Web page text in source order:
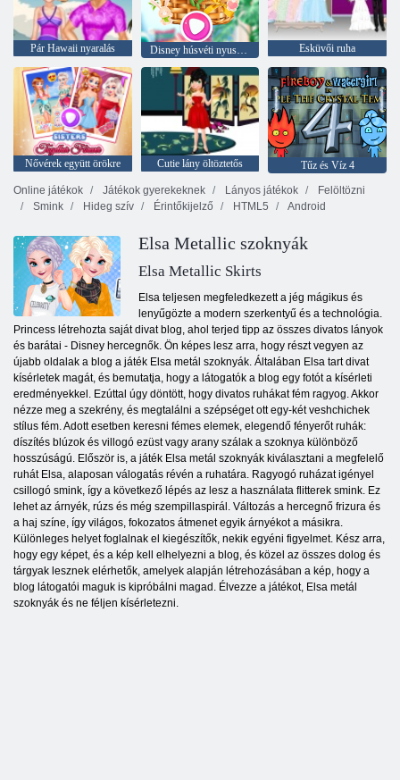
Pár Hawaii nyaralás Disney húsvéti nyuszi fél Esküvői ruha
Nővérek együtt örökre Cutie lány öltöztetős
Tűz és Víz 4
Online játékok
Játékok gyerekeknek Lányos játékok
Felöltözni
Smink
Hideg szív Érintőkijelző HTML5 Android
Elsa Metallic szoknyák
Elsa Metallic Skirts
Elsa teljesen megfeledkezett a jég mágikus és
lenyűgözte a modern szerkentyű és a technológia.
Princess létrehozta saját divat blog, ahol terjed tipp az összes divatos lányok
és barátai - Disney hercegnők. Ön képes lesz arra, hogy részt vegyen az
újabb oldalak a blog a játék Elsa metál szoknyák. Általában Elsa tart divat
kísérletek magát, és bemutatja, hogy a látogatók a blog egy fotót a kísérleti
eredményekkel. Ezúttal úgy döntött, hogy divatos ruhákat fém ragyog. Akkor
nézze meg a szekrény, és megtalálni a szépséget ott egy-két veshchichek
stílus fém. Adott esetben keresni fémes elemek, elegendő fényerőt ruhák:
díszítés blúzok és villogó ezüst vagy arany szálak a szoknya különböző
hosszúságú. Először is, a játék Elsa metál szoknyák kiválasztani a megfelelő
ruhát Elsa, alaposan válogatás révén a ruhatára. Ragyogó ruházat igényel
csillogó smink, így a következő lépés az lesz a használata flitterek smink. Ez
lehet az árnyék, rúzs és még szempillaspirál. Változás a hercegnő frizura és
a haj színe, így világos, fokozatos átmenet egyik árnyékot a másikra.
Különleges helyet foglalnak el kiegészítők, nekik egyéni figyelmet. Kész arra,
hogy egy képet, és a kép kell elhelyezni a blog, és közel az összes dolog és
tárgyak lesznek elérhetők, amelyek alapján létrehozásában a kép, hogy a
blog látogatói maguk is kipróbálni magad. Élvezze a játékot, Elsa metál
szoknyák és ne féljen kísérletezni.